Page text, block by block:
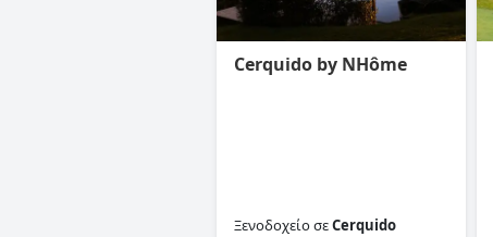
Cerquido by NHôme
ΞενοδοχείοσεCerquido